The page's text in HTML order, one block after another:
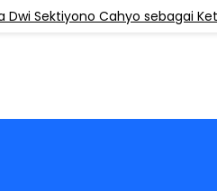
Cahyo sebagai Ketua,